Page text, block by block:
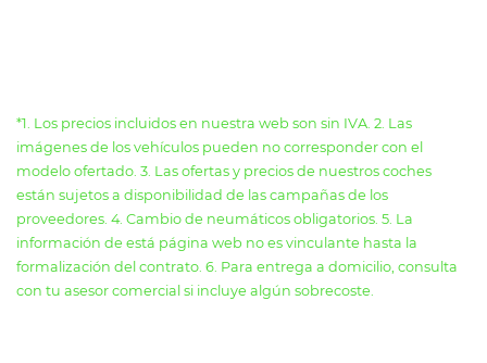
*1. Los precios incluidos en nuestra web son sin IVA. 2. Las
imágenes de los vehículos pueden no corresponder con el
modelo ofertado. 3. Las ofertas y precios de nuestros coches
están sujetos a disponibilidad de las campañas de los
proveedores. 4. Cambio de neumáticos obligatorios. 5. La
información de está página web no es vinculante hasta la
formalización del contrato. 6. Para entrega a domicilio, consulta
con tu asesor comercial si incluye algún sobrecoste.